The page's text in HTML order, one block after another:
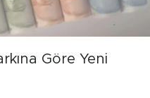
Göre Yeni